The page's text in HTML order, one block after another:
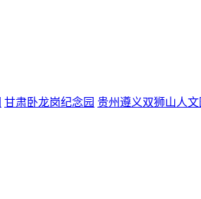
甘肃卧龙岗纪念园 贵州遵义双狮山人文